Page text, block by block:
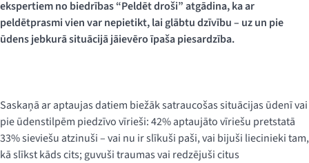
ekspertiem no biedrības “Peldēt droši” atgādina, ka ar
peldētprasmi vien var nepietikt, lai glābtu dzīvību – uz un pie
ūdens jebkurā situācijā jāievēro īpaša piesardzība.
Saskaņā ar aptaujas datiem biežāk satraucošas situācijas ūdenī vai
pie ūdenstilpēm piedzīvo vīrieši: 42% aptaujāto vīriešu pretstatā
33% sieviešu atzinuši – vai nu ir slīkuši paši, vai bijuši liecinieki tam,
kā slīkst kāds cits; guvuši traumas vai redzējuši citus